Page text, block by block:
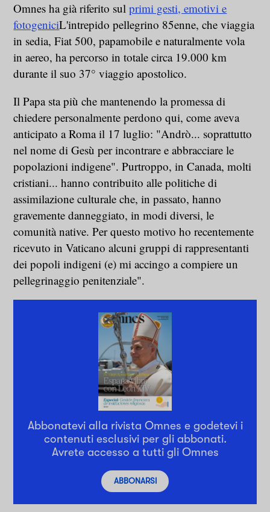
Omnes ha già riferito sulprimi gesti, emotivi e
fotogeniciL'intrepido pellegrino 85enne, che viaggia
in sedia, Fiat 500, papamobile e naturalmente vola
in aereo, ha percorso in totale circa 19.000 km
durante il suo 37° viaggio apostolico.
Il Papa sta più che mantenendo la promessa di
chiedere personalmente perdono qui, come aveva
anticipato a Roma il 17 luglio: "Andrò... soprattutto
nel nome di Gesù per incontrare e abbracciare le
popolazioni indigene". Purtroppo, in Canada, molti
cristiani... hanno contribuito alle politiche di
assimilazione culturale che, in passato, hanno
gravemente danneggiato, in modi diversi, le
comunità native. Per questo motivo ho recentemente
ricevuto in Vaticano alcuni gruppi di rappresentanti
dei popoli indigeni (e) mi accingo a compiere un
pellegrinaggio penitenziale".
Abbonatevi alla rivista Omnes e godetevi i
contenuti esclusivi per gli abbonati.
Avrete accesso a tutti gli Omnes
ABBONARSI